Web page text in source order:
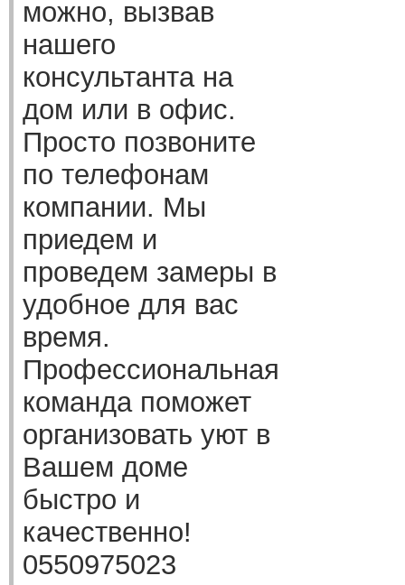
можно, вызвав
нашего
консультанта на
дом или в офис.
Просто позвоните
по телефонам
компании. Мы
приедем и
проведем замеры в
удобное для вас
время.
Профессиональная
команда поможет
организовать уют в
Вашем доме
быстро и
качественно!
0550975023